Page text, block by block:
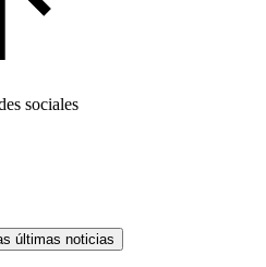
sociales
últimas noticias